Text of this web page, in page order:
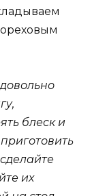
блеск и
их